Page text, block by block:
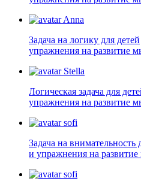
Anna
Задача на логику для детей
упражнения на развитие
Stella
Логическая задача для
упражнения на развитие
sofi
Задача на внимательность
и упражнения на
sofi